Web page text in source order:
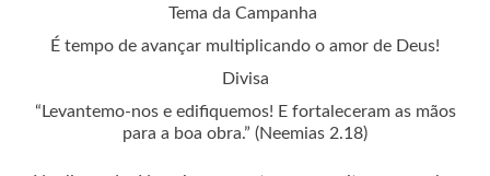
Tema da Campanha
É tempo de avançar multiplicando o amor de Deus!
Divisa
“Levantemo-nos e edifiquemos! E fortaleceram as mãos
para a boa obra.” (Neemias 2.18)